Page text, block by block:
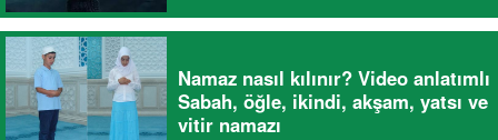
Namaz nasıl kılınır? Video anlatımlı
Sabah, öğle, ikindi, akşam, yatsı ve
vitir namazı